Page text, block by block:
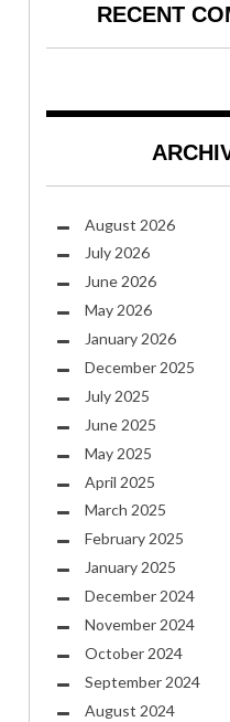
RECENT
August 2026
July 2026
June 2026
May 2026
January 2026
December 2025
July 2025
June 2025
May 2025
April 2025
March 2025
February 2025
January 2025
December 2024
November 2024
October 2024
September 2024
August 2024